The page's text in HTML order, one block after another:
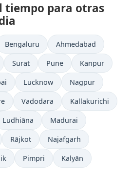
tiempo para otras
Bengaluru Ahmedabad
Surat Pune Kanpur
Lucknow Nagpur
Vadodara Kallakurichi
Ludhiāna Madurai
Rājkot Najafgarh
Pimpri Kalyān